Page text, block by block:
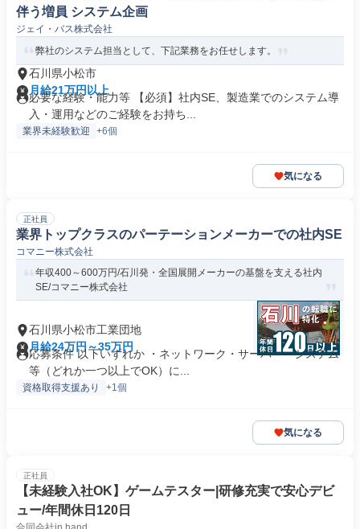
伴う増員 システム企画
ジェイ・バス株式会社
弊社のシステム担当として、下記業務をお任せします。
石川県小松市
月給21万円以上
必要な経験・能力等 【必須】社内SE、製造業でのシステム導
入・運用などのご経験をお持ち...
業界未経験歓迎 +6個
気になる
正社員
業界トップクラスのパーテーションメーカーでの社内SE
コマニー株式会社
年収400～600万円/石川発・全国展開メーカーの基盤を支える社内
SE/コマニー株式会社
石川県小松市工業団地
月給24万円～35万円
応募条件 以下いずれか ・ネットワーク・サーバー・システム
等（どれか一つ以上でOK）に...
資格取得支援あり +1個
気になる
正社員
【未経験入社OK】ゲームテスター|研修充実で安心デビ
ュー/年間休日120日